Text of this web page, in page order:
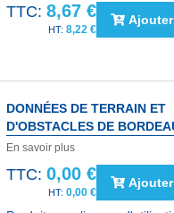
TTC: 8,67 €
8,22 €
DONNÉES DE TERRAIN ET
D'OBSTACLES DE
En savoir plus
TTC: 0,00 €
0,00 €